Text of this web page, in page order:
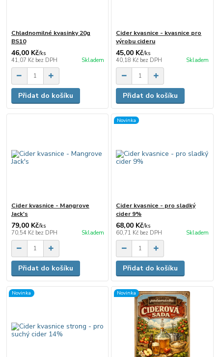
Chladnomilné kvasinky 20g
BS10
46,00 Kč/ks
41,07 Kč bez DPH Skladem
Přidat do košíku
Cider kvasnice - kvasnice pro
výrobu cideru
45,00 Kč/ks
40,18 Kč bez DPH Skladem
Přidat do košíku
Cider kvasnice - Mangrove
Jack's
79,00 Kč/ks
70,54 Kč bez DPH Skladem
Přidat do košíku
Novinka
Cider kvasnice - pro sladký
cider 9%
68,00 Kč/ks
60,71 Kč bez DPH Skladem
Přidat do košíku
Novinka Novinka